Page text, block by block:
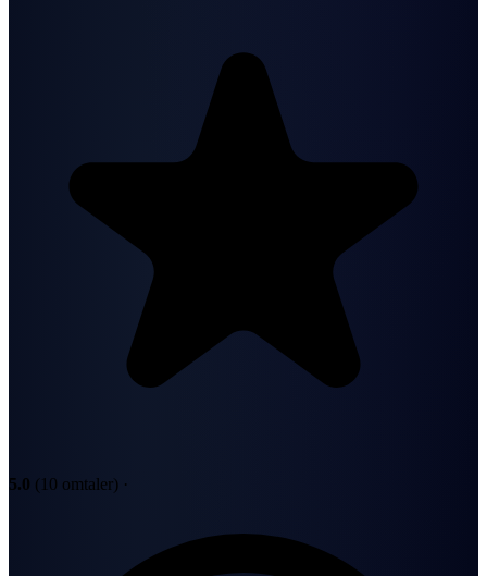
5.0 (10 omtaler) ·